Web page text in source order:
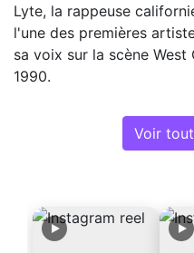
Lyte, la rappeuse
l'une des premières
sa voix sur la scène
1990.
Voir